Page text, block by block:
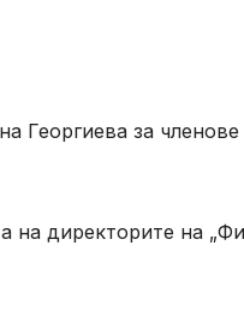
Георгиева за
на директорите на